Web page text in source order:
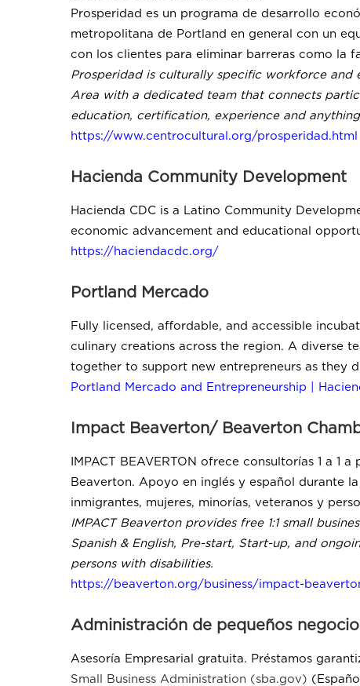
Prosperidad es un programa de desarrollo
metropolitana de Portland en general con un
con los clientes para eliminar barreras como la
Prosperidad is culturally specific workforce and
Area with a dedicated team that connects
education, certification, experience and
https://www.centrocultural.org/prosperidad.html
Hacienda Community Development
Hacienda CDC is a Latino Community
economic advancement and educational
https://haciendacdc.org/
Portland Mercado
Fully licensed, affordable, and accessible
culinary creations across the region. A diverse
together to support new entrepreneurs as they
Portland Mercado and Entrepreneurship |
Impact Beaverton/ Beaverton
IMPACT BEAVERTON ofrece consultorías 1 a
Beaverton. Apoyo en inglés y español durante
inmigrantes, mujeres, minorías, veteranos y
IMPACT Beaverton provides free 1:1 small
Spanish & English, Pre-start, Start-up, and
persons with disabilities.
https://beaverton.org/business/impact-
Administración de pequeños
Asesoría Empresarial gratuita. Préstamos
Small Business Administration (sba.gov)